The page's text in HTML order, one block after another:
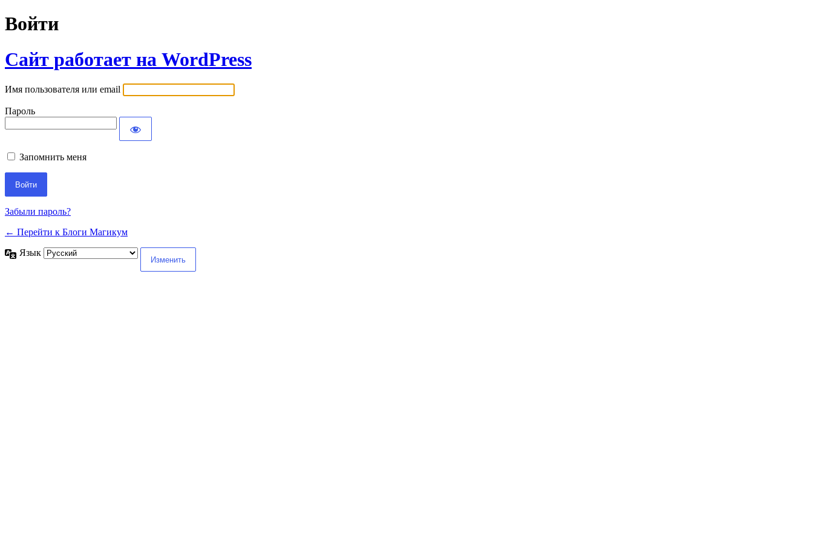
Войти
Сайт работает на WordPress
Имя пользователя или email
Пароль
Запомнить меня
Забыли пароль?
← Перейти к Блоги Магикум
Язык